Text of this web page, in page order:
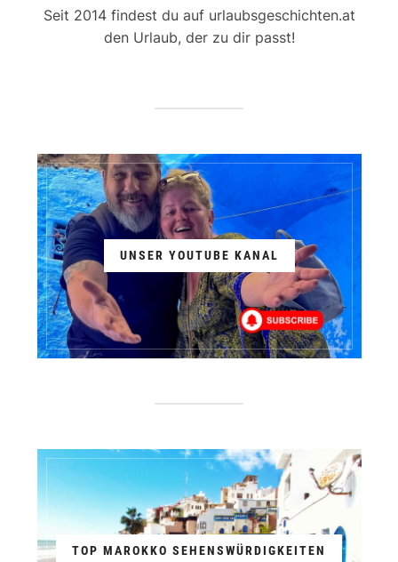
Seit 2014 findest du auf urlaubsgeschichten.at
den Urlaub, der zu dir passt!
UNSER YOUTUBE KANAL
TOP MAROKKO SEHENSWÜRDIGKEITEN